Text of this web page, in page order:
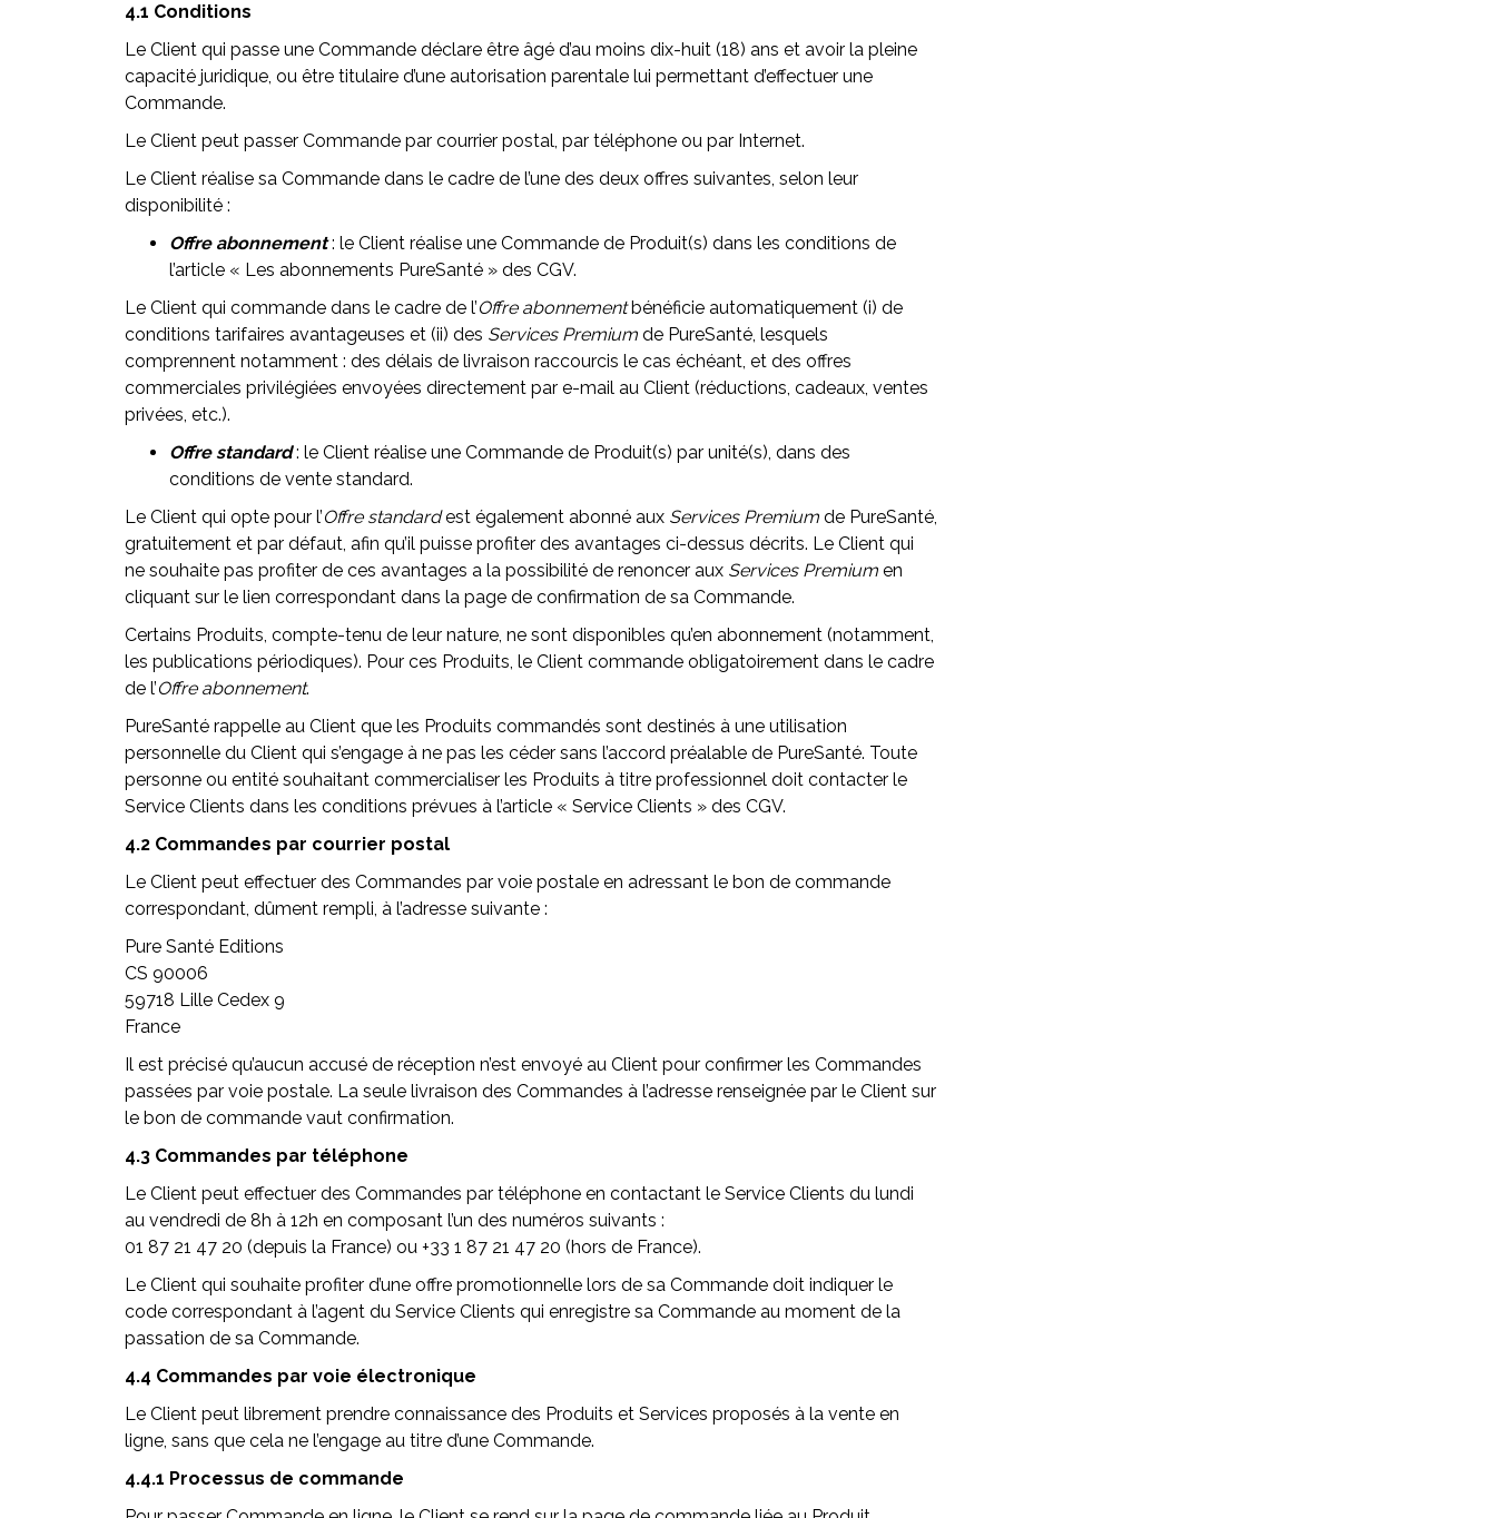
4.1 Conditions
Le Client qui passe une Commande déclare être âgé d’au moins dix-huit (18) ans et avoir la pleine
capacité juridique, ou être titulaire d’une autorisation parentale lui permettant d’effectuer une
Commande.
Le Client peut passer Commande par courrier postal, par téléphone ou par Internet.
Le Client réalise sa Commande dans le cadre de l’une des deux offres suivantes, selon leur
disponibilité :
Offre abonnement: le Client réalise une Commande de Produit(s) dans les conditions de
l’article « Les abonnements PureSanté » des CGV.
Le Client qui commande dans le cadre de l’Offre abonnementbénéficie automatiquement (i) de
conditions tarifaires avantageuses et (ii) des Services Premium de PureSanté, lesquels
comprennent notamment : des délais de livraison raccourcis le cas échéant, et des offres
commerciales privilégiées envoyées directement par e-mail au Client (réductions, cadeaux, ventes
privées, etc.).
Offre standard: le Client réalise une Commande de Produit(s) par unité(s), dans des
conditions de vente standard.
Le Client qui opte pour l’Offre standardest également abonné aux Services Premium de PureSanté,
gratuitement et par défaut, afin qu’il puisse profiter des avantages ci-dessus décrits. Le Client qui
ne souhaite pas profiter de ces avantages a la possibilité de renoncer aux Services Premium en
cliquant sur le lien correspondant dans la page de confirmation de sa Commande.
Certains Produits, compte-tenu de leur nature, ne sont disponibles qu’en abonnement (notamment,
les publications périodiques). Pour ces Produits, le Client commande obligatoirement dans le cadre
de l’Offre abonnement.
PureSanté rappelle au Client que les Produits commandés sont destinés à une utilisation
personnelle du Client qui s’engage à ne pas les céder sans l’accord préalable de PureSanté. Toute
personne ou entité souhaitant commercialiser les Produits à titre professionnel doit contacter le
Service Clients dans les conditions prévues à l’article « Service Clients » des CGV.
4.2 Commandes par courrier postal
Le Client peut effectuer des Commandes par voie postale en adressant le bon de commande
correspondant, dûment rempli, à l’adresse suivante :
Pure Santé Editions
CS 90006
59718 Lille Cedex 9
France
Il est précisé qu’aucun accusé de réception n’est envoyé au Client pour confirmer les Commandes
passées par voie postale. La seule livraison des Commandes à l’adresse renseignée par le Client sur
le bon de commande vaut confirmation.
4.3 Commandes par téléphone
Le Client peut effectuer des Commandes par téléphone en contactant le Service Clients du lundi
au vendredi de 8h à 12h en composant l’un des numéros suivants :
01 87 21 47 20 (depuis la France) ou +33 1 87 21 47 20 (hors de France).
Le Client qui souhaite profiter d’une offre promotionnelle lors de sa Commande doit indiquer le
code correspondant à l’agent du Service Clients qui enregistre sa Commande au moment de la
passation de sa Commande.
4.4 Commandes par voie électronique
Le Client peut librement prendre connaissance des Produits et Services proposés à la vente en
ligne, sans que cela ne l’engage au titre d’une Commande.
4.4.1 Processus de commande